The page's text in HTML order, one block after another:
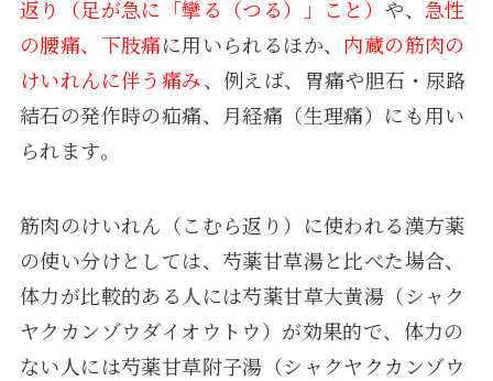
返り（足が急に「攣る（つる）」こと） や、 急性
の腰痛、下肢痛に用いられるほか、 内蔵の筋肉の
けいれんに伴う痛み、例えば、胃痛や胆石・尿路
結石の発作時の疝痛、月経痛（生理痛）にも用い
られます。
筋肉のけいれん（こむら返り）に使われる漢方薬
の使い分けとしては、芍薬甘草湯と比べた場合、
体力が比較的ある人には芍薬甘草大黄湯（シャク
ヤクカンゾウダイオウトウ）が効果的で、体力の
ない人には芍薬甘草附子湯（シャクヤクカンゾウ